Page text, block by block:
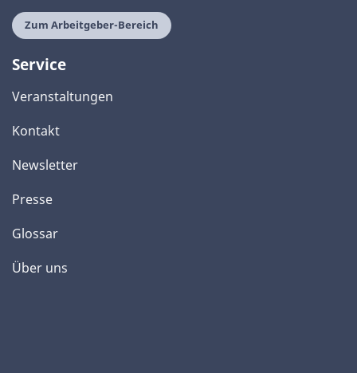
Zum Arbeitgeber-Bereich
Service
Veranstaltungen
Kontakt
Newsletter
Presse
Glossar
Über uns